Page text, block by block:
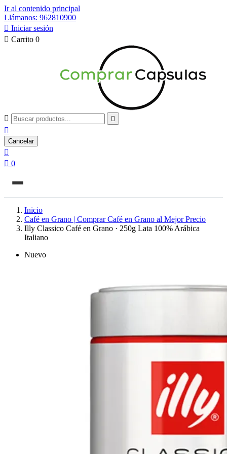
Ir al contenido principal
Llámanos: 962810900
 Iniciar sesión
 Carrito 0
 

Cancelar

 0
Inicio
Café en Grano | Comprar Café en Grano al Mejor Precio
Illy Classico Café en Grano · 250g Lata 100% Arábica
Italiano
Nuevo